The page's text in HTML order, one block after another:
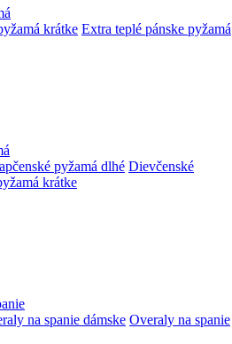
krátke Extra teplé pánske pyžamá
pyžamá dlhé Dievčenské
krátke
na spanie dámske Overaly na spanie